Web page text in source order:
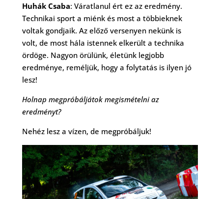
Huhák Csaba: Váratlanul ért ez az eredmény.
Technikai sport a miénk és most a többieknek
voltak gondjaik. Az előző versenyen nekünk is
volt, de most hála istennek elkerült a technika
ördöge. Nagyon örülünk, életünk legjobb
eredménye, reméljük, hogy a folytatás is ilyen jó
lesz!
Holnap megpróbáljátok megismételni az
eredményt?
Nehéz lesz a vízen, de megpróbáljuk!